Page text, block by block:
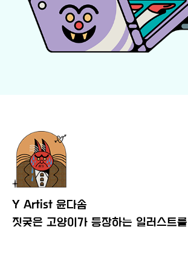
Y Artist 윤다솜
짓궂은 고양이가 등장하는 일러스트